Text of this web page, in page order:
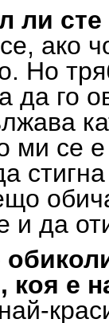
ли
ако
Но
да го
ми се
и да
коя е